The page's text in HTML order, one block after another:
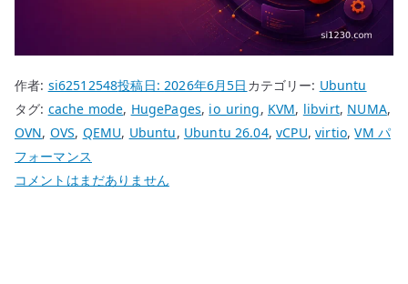
作者: si62512548投稿日:2026年6月5日 カテゴリー: Ubuntu
タグ: cache mode, HugePages, io_uring, KVM, libvirt, NUMA,
OVN, OVS, QEMU, Ubuntu, Ubuntu 26.04,vCPU,virtio,VM パ
フォーマンス
Ubuntu
コメントはまだありません